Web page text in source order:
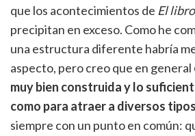
que los acontecimientos de El
precipitan en exceso. Como he
una estructura diferente habría
aspecto, pero creo que en general
muy bien construida y lo
como para atraer a diversos
siempre con un punto en común: